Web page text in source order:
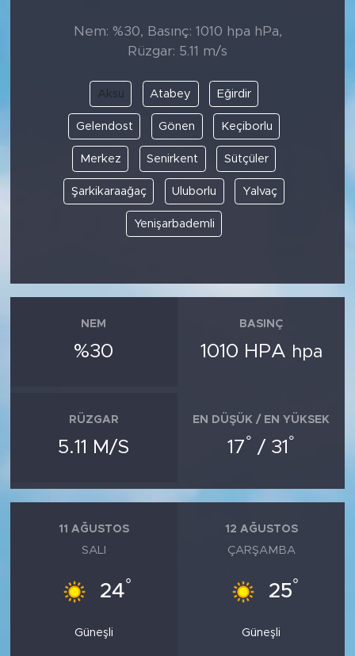
Nem: %30, Basınç: 1010 hpa hPa,
Rüzgar: 5.11 m/s
Aksu Atabey Eğirdir
Gelendost Gönen Keçiborlu
Merkez Senirkent Sütçüler
Şarkikaraağaç Uluborlu Yalvaç
Yenişarbademli
NEM
%30
BASINÇ
1010 HPA hpa
RÜZGAR
5.11 M/S
EN DÜŞÜK / EN YÜKSEK
17° / 31 °
11 AĞUSTOS
SALI
24°
Güneşli
12 AĞUSTOS
ÇARŞAMBA
25°
Güneşli